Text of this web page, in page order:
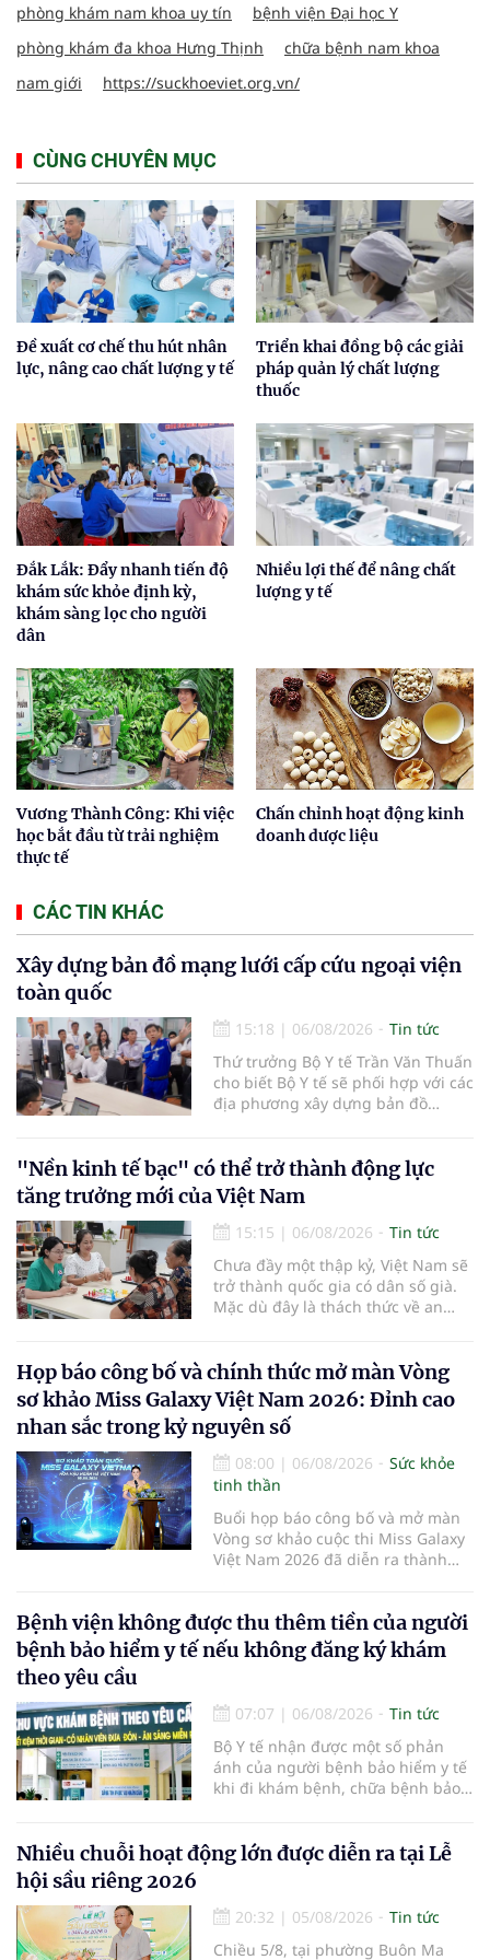
phòng khám nam khoa uy tín
bệnh viện Đại học Y
phòng khám đa khoa Hưng Thịnh
chữa bệnh nam khoa
nam giới
https://suckhoeviet.org.vn/
CÙNG CHUYÊN MỤC
Đề xuất cơ chế thu hút nhân
lực, nâng cao chất lượng y tế
Triển khai đồng bộ các giải
pháp quản lý chất lượng
thuốc
Đắk Lắk: Đẩy nhanh tiến độ
khám sức khỏe định kỳ,
khám sàng lọc cho người
dân
Nhiều lợi thế để nâng chất
lượng y tế
Vương Thành Công: Khi việc
học bắt đầu từ trải nghiệm
thực tế
Chấn chỉnh hoạt động kinh
doanh dược liệu
CÁC TIN KHÁC
Xây dựng bản đồ mạng lưới cấp cứu ngoại viện
toàn quốc
15:18 | 06/08/2026
Tin tức
Thứ trưởng Bộ Y tế Trần Văn Thuấn
cho biết Bộ Y tế sẽ phối hợp với các
địa phương xây dựng bản đồ
thiện cơ chế tài chính và đa dạng
hóa phương tiện nhằm nâng cao
năng lực cấp cứu trước viện trên
phạm vi cả nước.
"Nền kinh tế bạc" có thể trở thành động lực
tăng trưởng mới của Việt Nam
15:15 | 06/08/2026
Tin tức
Chưa đầy một thập kỷ, Việt Nam sẽ
trở thành quốc gia có dân số già.
Mặc dù đây là thách thức về an
có giá trị hàng tỷ USD.
Họp báo công bố và chính thức mở màn Vòng
sơ khảo Miss Galaxy Việt Nam 2026: Đỉnh cao
nhan sắc trong kỷ nguyên số
08:00 | 06/08/2026
Sức khỏe
tinh thần
Buổi họp báo công bố và mở màn
Vòng sơ khảo cuộc thi Miss Galaxy
Việt Nam 2026 đã diễn ra thành
sắc quy mô, khác biệt và tiên
phong – nơi tôn vinh vẻ đẹp thời
đại mới kết hợp giữa Tri thức, Bản
Bệnh viện không được thu thêm tiền của người
bệnh bảo hiểm y tế nếu không đăng ký khám
theo yêu cầu
07:07 | 06/08/2026
Tin tức
Bộ Y tế nhận được một số phản
ánh của người bệnh bảo hiểm y tế
khi đi khám bệnh, chữa bệnh bảo
bệnh, chữa bệnh theo yêu cầu
nhưng vẫn phải nộp thêm các chi
phần cùng chi trả.
Nhiều chuỗi hoạt động lớn được diễn ra tại Lễ
hội sầu riêng 2026
20:32 | 05/08/2026
Tin tức
Chiều 5/8, tại phường Buôn Ma